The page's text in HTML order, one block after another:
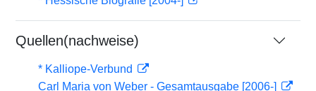
Quellen(nachweise)
* Kalliope-Verbund
Carl Maria von Weber - Gesamtausgabe [2006-]